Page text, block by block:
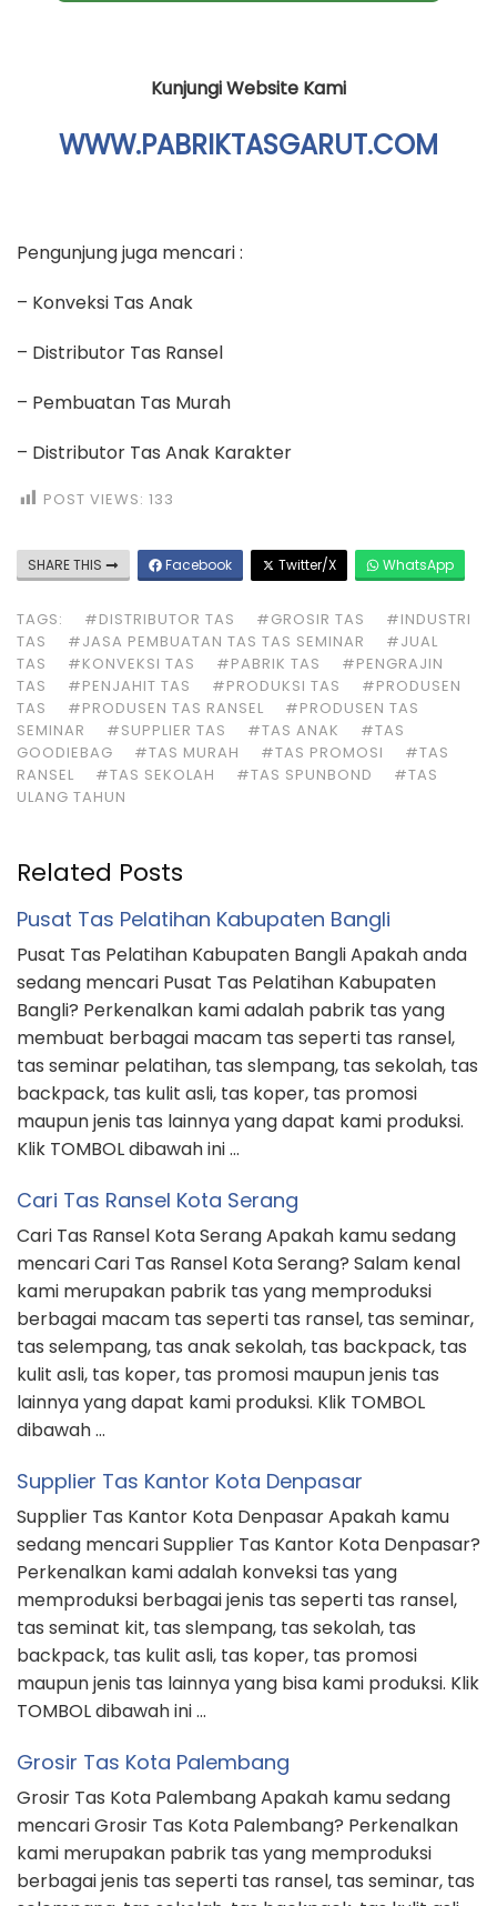
Kunjungi Website Kami
WWW.PABRIKTASGARUT.COM
Pengunjung juga mencari :
– Konveksi Tas Anak
– Distributor Tas Ransel
– Pembuatan Tas Murah
– Distributor Tas Anak Karakter
POST VIEWS: 133
SHARE THIS Facebook Twitter/X WhatsApp
TAGS: #DISTRIBUTOR TAS #GROSIR TAS
#INDUSTRI
TAS
#JASA PEMBUATAN TAS TAS SEMINAR
#JUAL
TAS
#KONVEKSI TAS #PABRIK TAS
#PENGRAJIN
TAS
#PENJAHIT TAS #PRODUKSI TAS
#PRODUSEN
TAS
#PRODUSEN TAS RANSEL
#PRODUSEN TAS
SEMINAR
#SUPPLIER TAS #TAS ANAK
#TAS
GOODIEBAG
#TAS MURAH #TAS PROMOSI
#TAS
RANSEL
#TAS SEKOLAH #TAS SPUNBOND
#TAS
ULANG TAHUN
Related Posts
Pusat Tas Pelatihan Kabupaten Bangli
Pusat Tas Pelatihan Kabupaten Bangli Apakah anda
sedang mencari Pusat Tas Pelatihan Kabupaten
Bangli? Perkenalkan kami adalah pabrik tas yang
membuat berbagai macam tas seperti tas ransel,
tas seminar pelatihan, tas slempang, tas sekolah, tas
backpack, tas kulit asli, tas koper, tas promosi
maupun jenis tas lainnya yang dapat kami produksi.
Klik TOMBOL dibawah ini …
Cari Tas Ransel Kota Serang
Cari Tas Ransel Kota Serang Apakah kamu sedang
mencari Cari Tas Ransel Kota Serang? Salam kenal
kami merupakan pabrik tas yang memproduksi
berbagai macam tas seperti tas ransel, tas seminar,
tas selempang, tas anak sekolah, tas backpack, tas
kulit asli, tas koper, tas promosi maupun jenis tas
lainnya yang dapat kami produksi. Klik TOMBOL
dibawah …
Supplier Tas Kantor Kota Denpasar
Supplier Tas Kantor Kota Denpasar Apakah kamu
sedang mencari Supplier Tas Kantor Kota Denpasar?
Perkenalkan kami adalah konveksi tas yang
memproduksi berbagai jenis tas seperti tas ransel,
tas seminat kit, tas slempang, tas sekolah, tas
backpack, tas kulit asli, tas koper, tas promosi
maupun jenis tas lainnya yang bisa kami produksi. Klik
TOMBOL dibawah ini …
Grosir Tas Kota Palembang
Grosir Tas Kota Palembang Apakah kamu sedang
mencari Grosir Tas Kota Palembang? Perkenalkan
kami merupakan pabrik tas yang memproduksi
berbagai jenis tas seperti tas ransel, tas seminar, tas